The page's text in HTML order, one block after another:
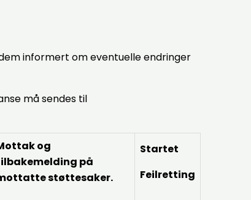
informert om eventuelle endringer
må sendes til
og
på
støttesaker.
Startet
Feilretting